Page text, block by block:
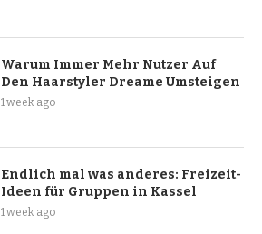
Warum Immer Mehr Nutzer Auf
Den Haarstyler Dreame Umsteigen
1 week ago
Endlich mal was anderes: Freizeit-
Ideen für Gruppen in Kassel
1 week ago